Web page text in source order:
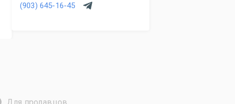
(903) 645-16-45
Для продавцов